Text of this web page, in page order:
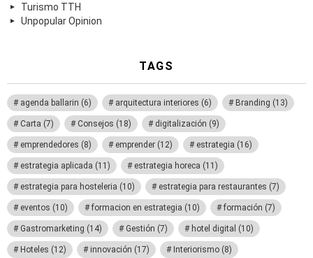
Turismo TTH
Unpopular Opinion
TAGS
agenda ballarin (6) arquitectura interiores (6) Branding (13)
Carta (7) Consejos (18) digitalización (9)
emprendedores (8) emprender (12) estrategia (16)
estrategia aplicada (11) estrategia horeca (11)
estrategia para hosteleria (10) estrategia para restaurantes (7)
eventos (10) formacion en estrategia (10) formación (7)
Gastromarketing (14) Gestión (7) hotel digital (10)
Hoteles (12) innovación (17) Interiorismo (8)